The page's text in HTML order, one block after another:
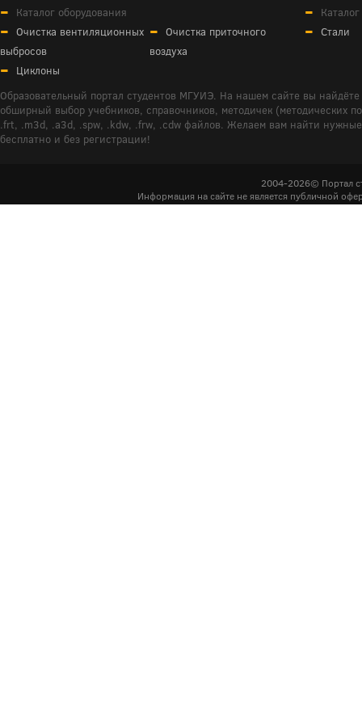
Каталог оборудования
Очистка вентиляционных
выбросов
Очистка приточного
воздуха
Циклоны
Стали
Образовательный портал студентов МГУИЭ. На нашем сайте вы
обширный выбор учебников, справочников, методичек (методических
.frt, .m3d, .a3d, .spw, .kdw, .frw, .cdw файлов. Желаем вам найти
бесплатно и без регистрации!
2004-2026© Портал
Информация на сайте не является публичной